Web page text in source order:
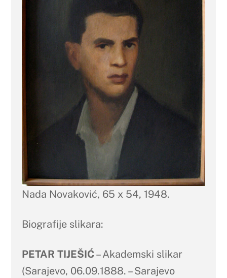
Nada Novaković, 65 x 54, 1948.
Biografije slikara:
PETAR TIJEŠIĆ– Akademski slikar
(Sarajevo, 06.09.1888. – Sarajevo